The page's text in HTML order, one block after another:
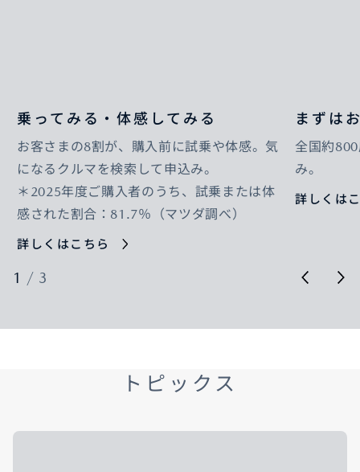
乗ってみる・体感してみる
お客さまの8割が、購入前に試乗や体感。気
になるクルマを検索して申込み。
＊2025年度ご購入者のうち、試乗または体
感された割合：81.7％（マツダ調べ）
詳しくはこちら
まずは
全国約
み。
詳しくは
1 / 3
トピックス